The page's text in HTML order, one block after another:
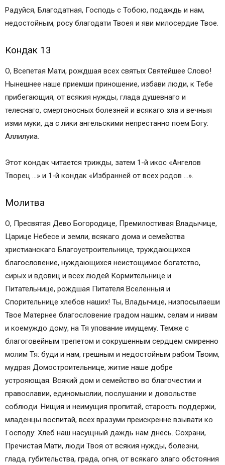
Радуйся, Благодатная, Господь с Тобою, подаждь и нам,
недостойным, росу благодати Твоея и яви милосердие Твое.
Кондак 13
О, Всепетая Мати, рождшая всех святых Святейшее Слово!
Нынешнее наше приемши приношение, избави люди, к Тебе
прибегающия, от всякия нужды, глада душевнаго и
телеснаго, смертоносных болезней и всякаго зла и вечныя
изми муки, да с лики ангельскими непрестанно поем Богу:
Аллилуиа.
Этот кондак читается трижды, затем 1-й икос «Ангелов
Творец …» и 1-й кондак «Избранней от всех родов …».
Молитва
О, Пресвятая Дево Богородице, Премилостивая Владычице,
Царице Небесе и земли, всякаго дома и семейства
христианскаго Благоустроительнице, труждающихся
благословение, нуждающихся неистощимое богатство,
сирых и вдовиц и всех людей Кормительнице и
Питательнице, рождшая Питателя Вселенныя и
Спорительнице хлебов наших! Ты, Владычице, низпосылаеши
Твое Матернее благословение градом нашим, селам и нивам
и коемуждо дому, на Тя упование имущему. Темже с
благоговейным трепетом и сокрушенным сердцем смиренно
молим Тя: буди и нам, грешным и недостойным рабом Твоим,
мудрая Домостроительнице, житие наше добре
устрояющая. Всякий дом и семейство во благочестии и
православии, единомыслии, послушании и довольстве
соблюди. Нищия и неимущия пропитай, старость поддержи,
младенцы воспитай, всех вразуми преискренне взывати ко
Господу: Хлеб наш насущный даждь нам днесь. Сохрани,
Пречистая Мати, люди Твоя от всякия нужды, болезни,
глада, губительства, града, огня, от всякаго злаго обстояния